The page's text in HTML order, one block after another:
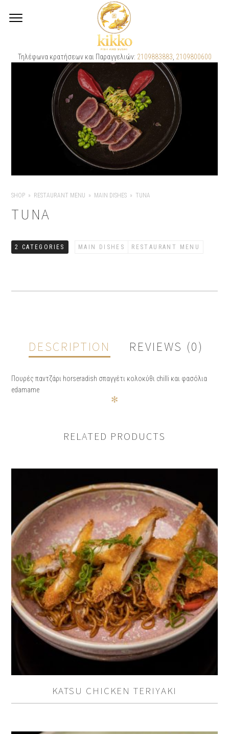
Τηλέφωνα κρατήσεων και Παραγγελιών: 2109883883 2109800600
SHOP RESTAURANT MENU MAIN DISHES TUNA
TUNA
2 CATEGORIES MAIN DISHES RESTAURANT MENU
DESCRIPTION REVIEWS (0)
Πουρές παντζάρι horseradish σπαγγέτι κολοκύθι chilli και φασόλια
edamame
REVIEWS
BE THE FIRST TO REVIEW “TUNA”
You must belogged in to post a review.
✻
RELATED PRODUCTS
KATSU CHICKEN TERIYAKI